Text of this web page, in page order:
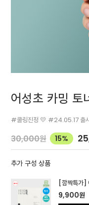
어성초 카밍
#쿨링진정 💛 #24.05.17 출
30,000원 15%
추가 구성 상품
[깜짝특가]
9,900원